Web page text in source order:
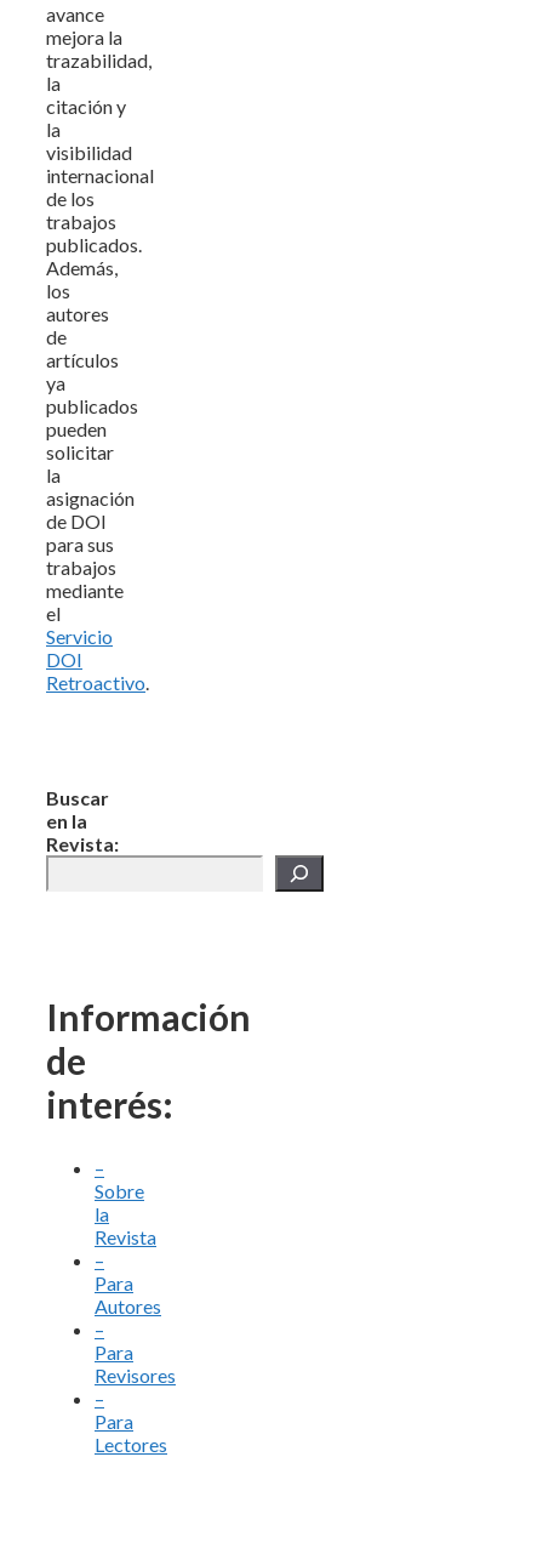
avance
mejora la
trazabilidad,
la
citación y
la
visibilidad
internacional
de los
trabajos
publicados.
Además,
los
autores
de
artículos
ya
publicados
pueden
solicitar
la
asignación
de DOI
para sus
trabajos
mediante
el
Servicio
DOI
Retroactivo
Buscar
en la
Revista:
Información
de
interés:
–
Sobre
la
Revista
–
Para
Autores
–
Para
Revisores
–
Para
Lectores